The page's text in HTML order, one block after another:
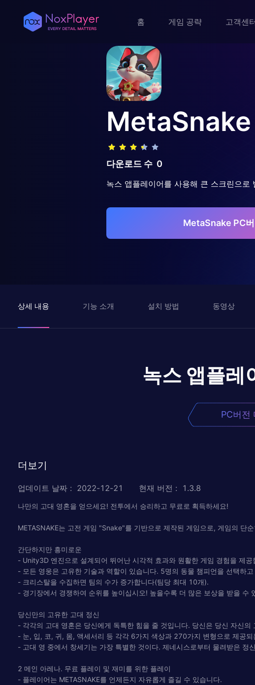
홈 게임 공략 고객센
MetaSnake
다운로드 수 0
녹스 앱플레이어를 사용해 큰 스크린으
MetaSnake PC
상세 내용 기능 소개 설치 방법 동영상
녹스 앱플레
PC버전
더보기
업데이트 날짜 : 2022-12-21 현재 버전 : 1.3.8
나만의 고대 영혼을 얻으세요! 전투에서 승리하고 무료로 획득하세요!
METASNAKE는 고전 게임 "Snake"를 기반으로 제작된 게임으로, 게임의 단
간단하지만 흥미로운
- Unity3D 엔진으로 설계되어 뛰어난 시각적 효과와 원활한 게임 경험을 제공
- 모든 영웅은 고유한 기술과 역할이 있습니다. 5명의 동물 챔피언을 선택하
- 크리스탈을 수집하면 팀의 수가 증가합니다(팀당 최대 10개).
- 경기장에서 경쟁하여 순위를 높이십시오! 높을수록 더 많은 보상을 받을 수
당신만의 고유한 고대 정신
- 각각의 고대 영혼은 당신에게 독특한 힘을 줄 것입니다. 당신은 당신 자신의
- 눈, 입, 코, 귀, 몸, 액세서리 등 각각 6가지 색상과 270가지 변형으로 제공
- 고대 영 중에서 창세기는 가장 특별한 것이다. 제네시스로부터 물려받은
2 메인 아레나. 무료 플레이 및 재미를 위한 플레이
- 플레이어는 METASNAKE를 언제든지 자유롭게 즐길 수 있습니다.